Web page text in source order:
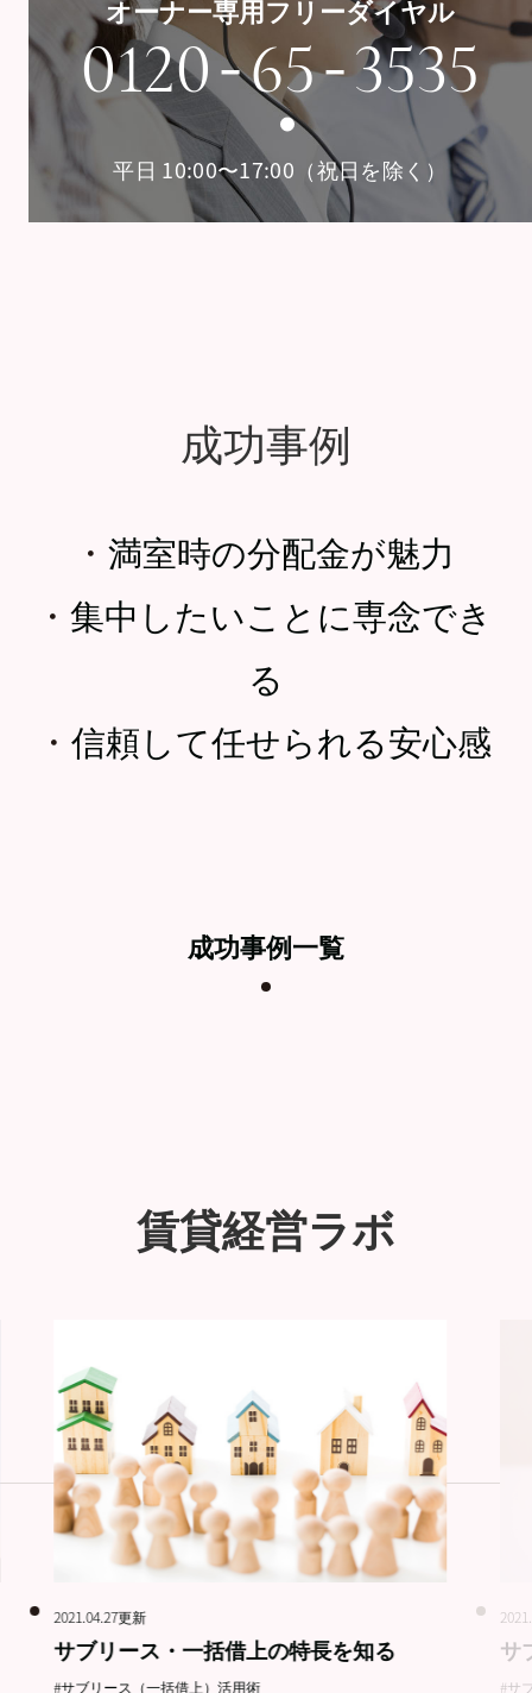
オーナー専用フリーダイヤル
0120-65-3535
平日 10:00〜17:00（祝日を除く）
成功事例
・ 満室時の分配金が魅力
・ 集中したいことに専念でき
る
・ 信頼して任せられる安心感
成功事例一覧
賃貸経営ラボ
2021.04.27更新
サブリース・一括借上の特長を知る
#サブリース（一括借上）活用術
サ
#サ